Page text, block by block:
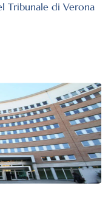
Tribunale di Verona